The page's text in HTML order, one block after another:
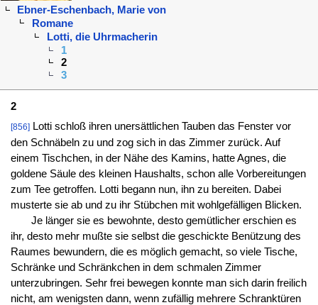
Ebner-Eschenbach, Marie von
Romane
Lotti, die Uhrmacherin
1
2
3
2
[856]Lotti schloß ihren unersättlichen Tauben das Fenster vor
den Schnäbeln zu und zog sich in das Zimmer zurück. Auf
einem Tischchen, in der Nähe des Kamins, hatte Agnes, die
goldene Säule des kleinen Haushalts, schon alle Vorbereitungen
zum Tee getroffen. Lotti begann nun, ihn zu bereiten. Dabei
musterte sie ab und zu ihr Stübchen mit wohlgefälligen Blicken.
Je länger sie es bewohnte, desto gemütlicher erschien es
ihr, desto mehr mußte sie selbst die geschickte Benützung des
Raumes bewundern, die es möglich gemacht, so viele Tische,
Schränke und Schränkchen in dem schmalen Zimmer
unterzubringen. Sehr frei bewegen konnte man sich darin freilich
nicht, am wenigsten dann, wenn zufällig mehrere Schranktüren